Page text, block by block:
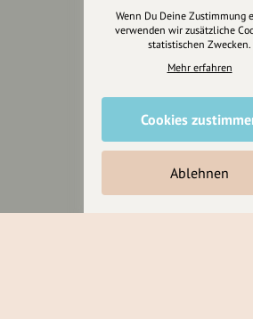
Wir unterstützen
Fotografie & mehr
Marketing
Anakin Design
Wenn Du Deine Zustimmung
verwenden wir zusätzliche
statistischen Zwecken.
Mehr erfahren
Cookies
Ablehnen